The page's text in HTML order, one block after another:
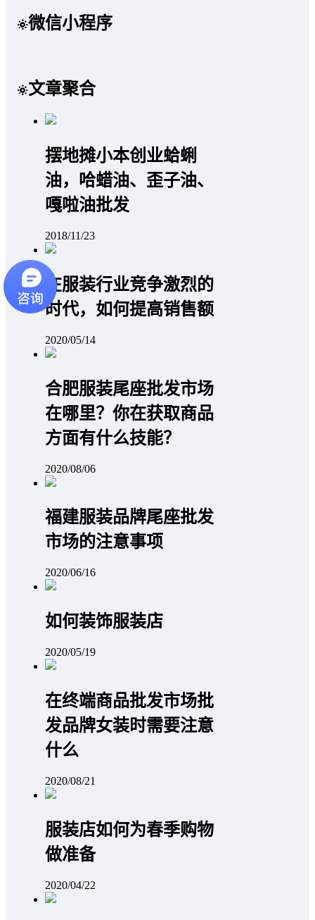
微信小程序
文章聚合
摆地摊小本创业蛤蜊
油，哈蜡油、歪子油、
嘎啦油批发
2018/11/23
在服装行业竞争激烈的
时代，如何提高销售额
2020/05/14
合肥服装尾座批发市场
在哪里？你在获取商品
方面有什么技能？
2020/08/06
福建服装品牌尾座批发
市场的注意事项
2020/06/16
如何装饰服装店
2020/05/19
在终端商品批发市场批
发品牌女装时需要注意
什么
2020/08/21
服装店如何为春季购物
做准备
2020/04/22